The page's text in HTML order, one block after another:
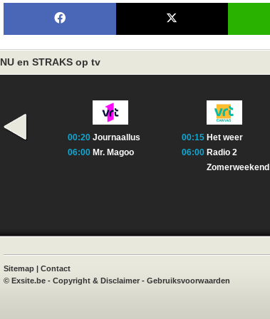
NU en STRAKS op tv
00:20 Journaallus
06:00 Mr. Magoo
00:15 Het weer
06:00 Radio 2
Zomerweekend
Sitemap | Contact
© Exsite.be - Copyright & Disclaimer - Gebruiksvoorwaarden